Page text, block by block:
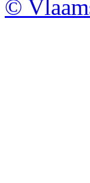
©